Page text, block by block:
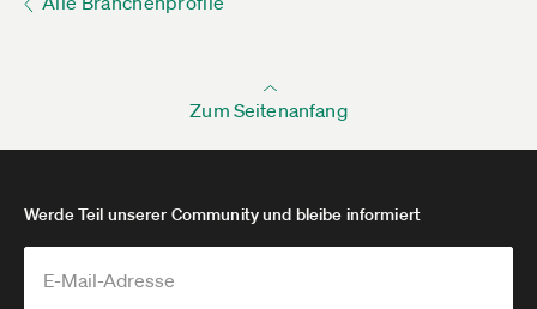
Zum Seitenanfang
Werde Teil unserer Community und bleibe informiert